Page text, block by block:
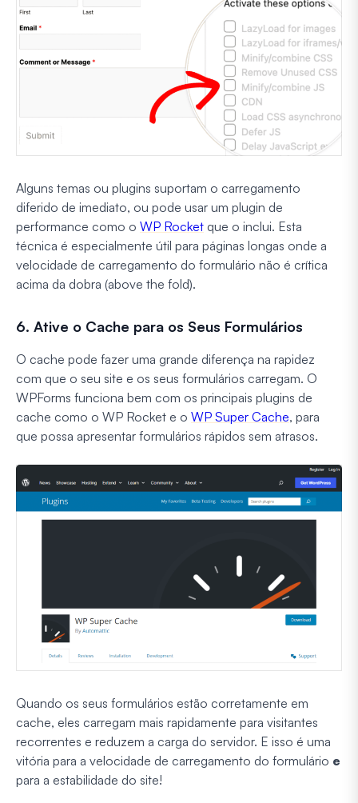
Alguns temas ou plugins suportam o carregamento
diferido de imediato, ou pode usar um plugin de
performance como o WP Rocket que o inclui. Esta
técnica é especialmente útil para páginas longas onde a
velocidade de carregamento do formulário não é crítica
acima da dobra (above the fold).
6. Ative o Cache para os Seus Formulários
O cache pode fazer uma grande diferença na rapidez
com que o seu site e os seus formulários carregam. O
WPForms funciona bem com os principais plugins de
cache como o WP Rocket e o WP Super Cache, para
que possa apresentar formulários rápidos sem atrasos.
Quando os seus formulários estão corretamente em
cache, eles carregam mais rapidamente para visitantes
recorrentes e reduzem a carga do servidor. E isso é uma
vitória para a velocidade de carregamento do formulário e
para a estabilidade do site!